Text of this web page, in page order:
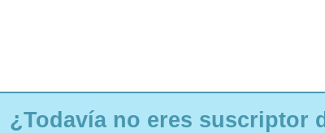
¿Todavía no eres suscriptor